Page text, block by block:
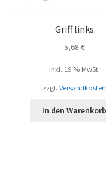
Griff links
5,68 €
inkl. 19 % MwSt.
zzgl.Versandkosten
In den Warenkorb